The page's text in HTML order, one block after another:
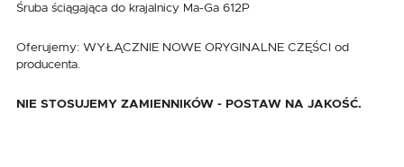
Śruba ściągająca do krajalnicy Ma-Ga 612P
Oferujemy: WYŁĄCZNIE NOWE ORYGINALNE CZĘŚCI od
producenta.
NIE STOSUJEMY ZAMIENNIKÓW - POSTAW NA JAKOŚĆ.